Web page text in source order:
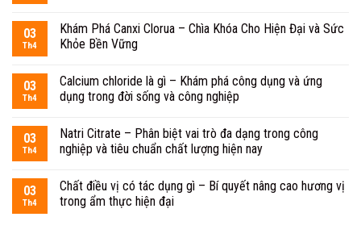
03
Th4
Khám Phá Canxi Clorua – Chìa Khóa Cho Hiện Đại và Sức
Khỏe Bền Vững
03
Th4
Calcium chloride là gì – Khám phá công dụng và ứng
dụng trong đời sống và công nghiệp
03
Th4
Natri Citrate – Phân biệt vai trò đa dạng trong công
nghiệp và tiêu chuẩn chất lượng hiện nay
03
Th4
Chất điều vị có tác dụng gì – Bí quyết nâng cao hương vị
trong ẩm thực hiện đại